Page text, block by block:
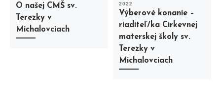
O našej CMŠ sv.
Terezky v
Michalovciach
2022
Výberové konanie –
riaditeľ/ka Cirkevnej
materskej školy sv.
Terezky v
Michalovciach